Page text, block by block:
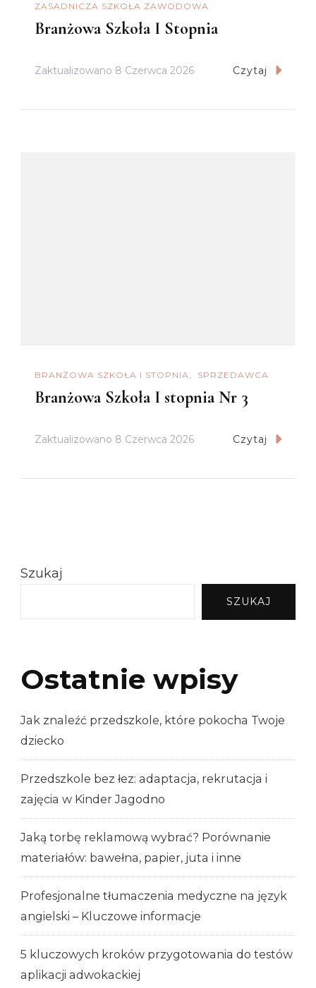
ZASADNICZA SZKOŁA ZAWODOWA
Branżowa Szkoła I Stopnia
Zaktualizowano 8 Czerwca 2026 Czytaj
BRANŻOWA SZKOŁA I STOPNIA SPRZEDAWCA
Branżowa Szkoła I stopnia Nr 3
Zaktualizowano 8 Czerwca 2026 Czytaj
Szukaj
SZUKAJ
Ostatnie wpisy
Jak znaleźć przedszkole, które pokocha Twoje
dziecko
Przedszkole bez łez: adaptacja, rekrutacja i
zajęcia w Kinder Jagodno
Jaką torbę reklamową wybrać? Porównanie
materiałów: bawełna, papier, juta i inne
Profesjonalne tłumaczenia medyczne na język
angielski – Kluczowe informacje
5 kluczowych kroków przygotowania do testów
aplikacji adwokackiej